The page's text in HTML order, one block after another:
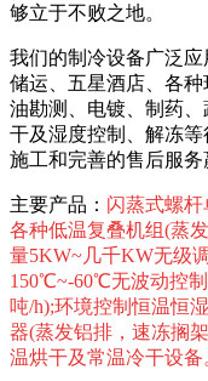
够立于不败之地。
我们的制冷设备广泛
储运、五星酒店、各
油勘测、电镀、制药
干及湿度控制、解冻
施工和完善的售后服务
主要产品： 闪蒸式螺
各种低温复叠机组(蒸
量5KW~几千KW无级
150℃~-60℃无波动控
吨/h);环境控制恒温恒
器(蒸发铝排，速冻搁
温烘干及常温冷干设备